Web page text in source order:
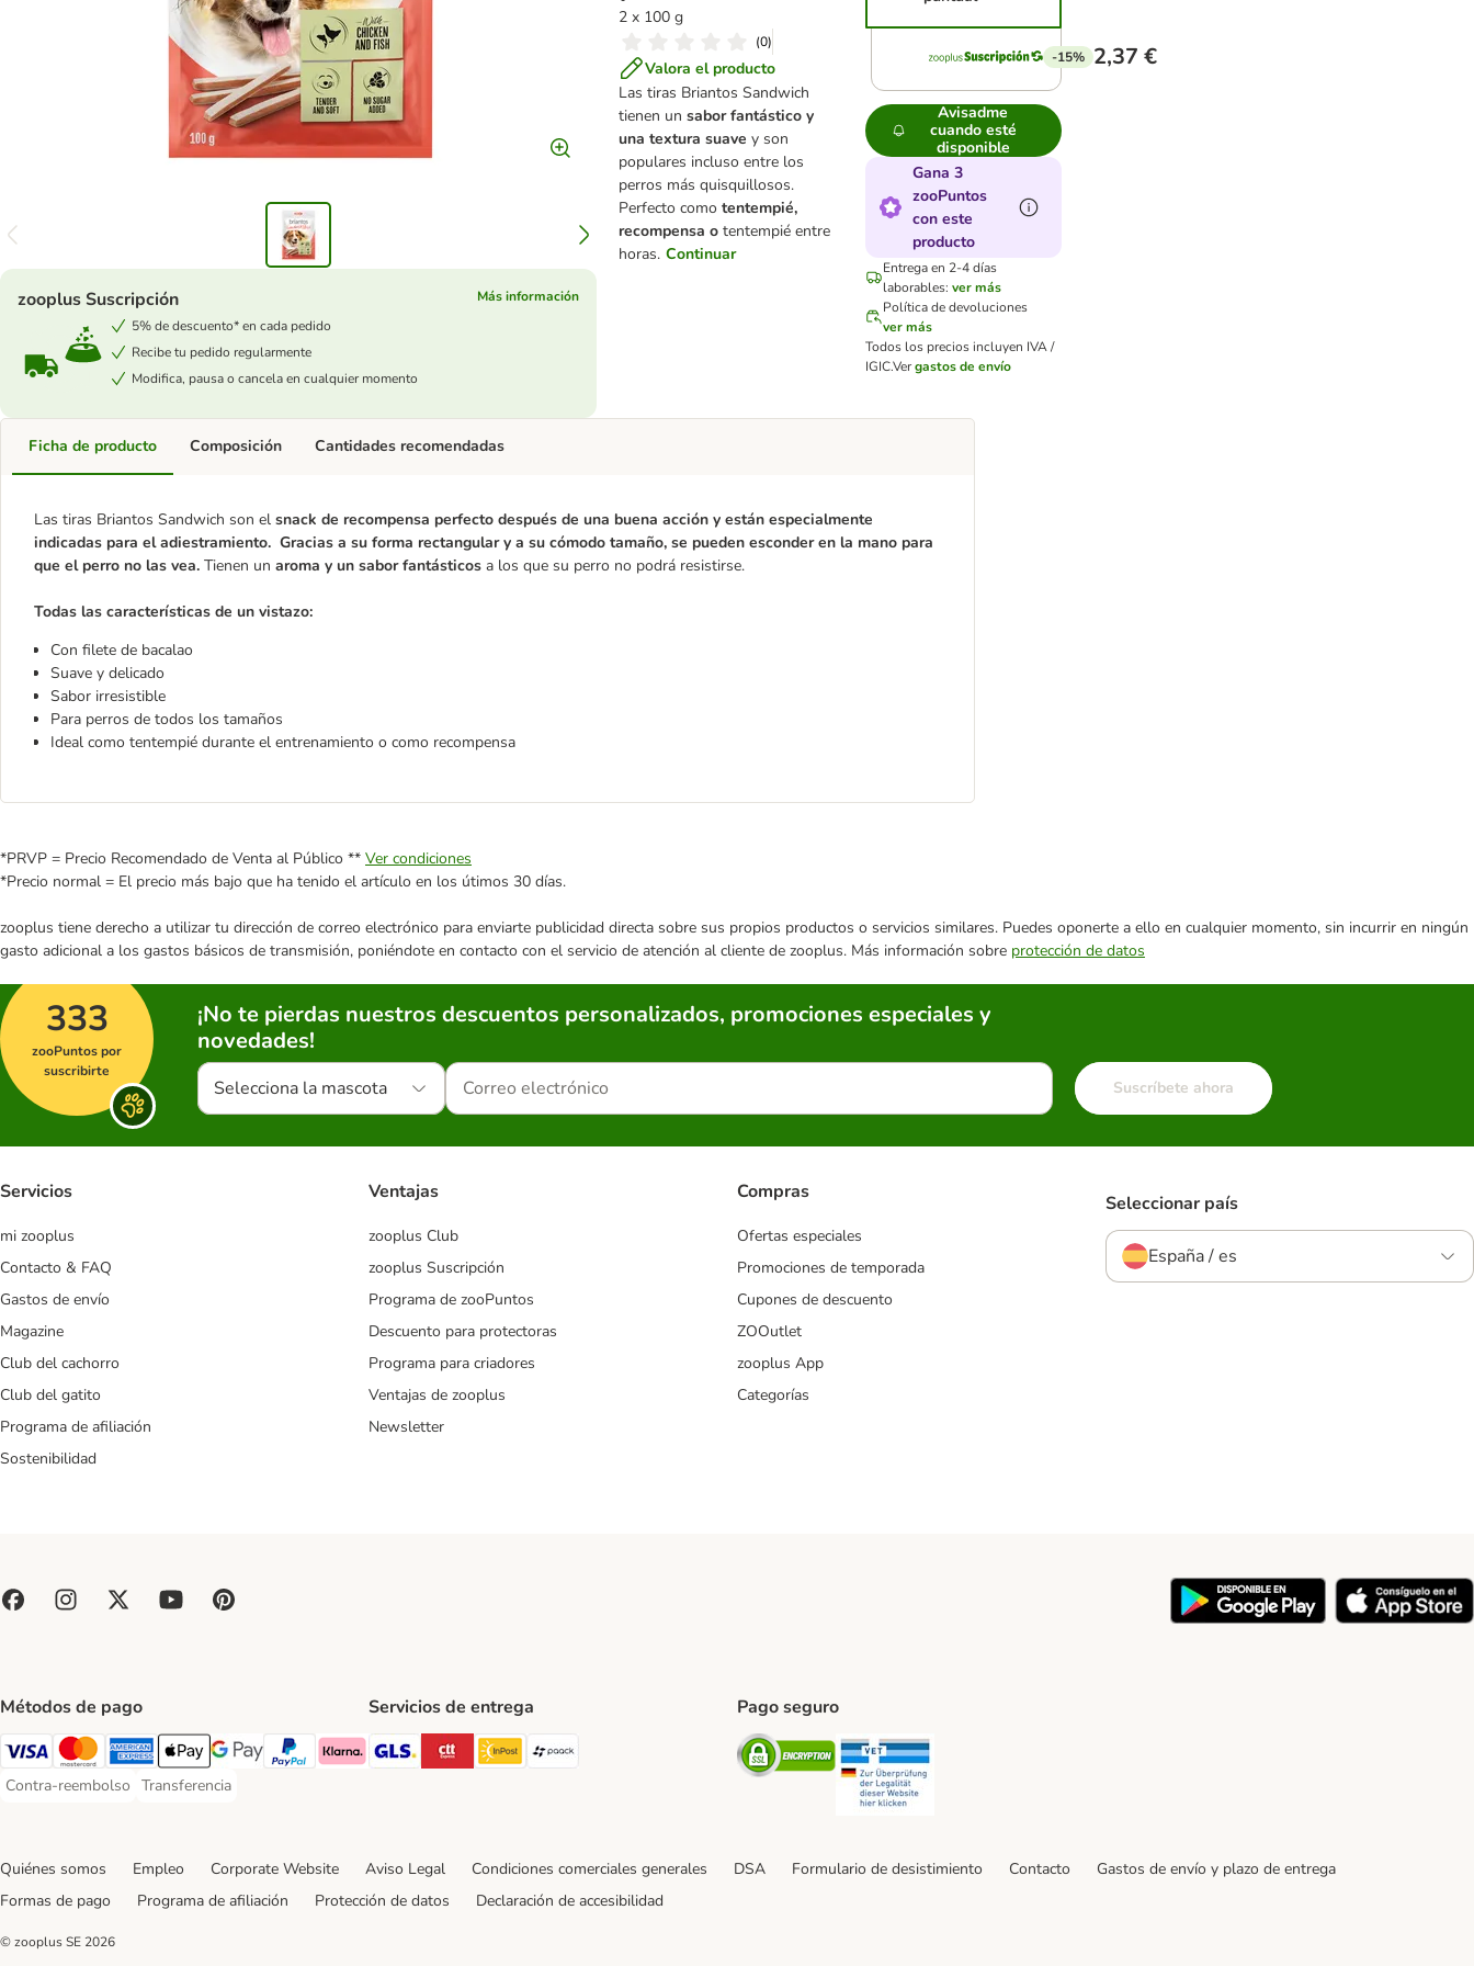
2 x 100 g
(0)
Valora el producto
Las tiras Briantos Sandwich
tienen un sabor fantástico y
una textura suave y son
populares incluso entre los
perros más quisquillosos.
Perfecto como tentempié,
recompensa o tentempié entre
horas. Continuar
zooplus Suscripción
Más información
5% de descuento* en cada pedido
Recibe tu pedido regularmente
Modifica, pausa o cancela en cualquier momento
-15% 2,37 €
Avisadme
cuando esté
disponible
Gana 3
zooPuntos
con este
producto
Entrega en 2-4 días
laborables: ver más
Política de devoluciones
ver más
Todos los precios incluyen IVA /
IGIC.Vergastos de envío
Ficha de producto
Las tiras Briantos Sandwich son el snack de recompensa perfecto después de una buena acción y están especialmente
indicadas para el adiestramiento. Gracias a su forma rectangular y a su cómodo tamaño, se pueden esconder en la mano para
que el perro no las vea. Tienen un aroma y un sabor fantásticos a los que su perro no podrá resistirse.
Todas las características de un vistazo:
Con filete de bacalao
Suave y delicado
Sabor irresistible
Para perros de todos los tamaños
Ideal como tentempié durante el entrenamiento o como recompensa
Composición Cantidades recomendadas
*PRVP = Precio Recomendado de Venta al Público ** Ver condiciones
*Precio normal = El precio más bajo que ha tenido el artículo en los útimos 30 días.
zooplus tiene derecho a utilizar tu dirección de correo electrónico para enviarte publicidad directa sobre sus propios productos o servicios similares. Puedes oponerte a ello en cualquier momento, sin incurrir en ningún
gasto adicional a los gastos básicos de transmisión, poniéndote en contacto con el servicio de atención al cliente de zooplus. Más información sobre protección de datos
333
zooPuntos por
suscribirte
¡No te pierdas nuestros descuentos personalizados, promociones especiales y
novedades!
Selecciona la mascota Suscríbete ahora
Servicios
mi zooplus
Contacto & FAQ
Gastos de envío
Magazine
Club del cachorro
Club del gatito
Programa de afiliación
Sostenibilidad
Ventajas
zooplus Club
zooplus Suscripción
Programa de zooPuntos
Descuento para protectoras
Programa para criadores
Ventajas de zooplus
Newsletter
Compras
Ofertas especiales
Promociones de temporada
Cupones de descuento
ZOOutlet
zooplus App
Categorías
Seleccionar país
España / es
Métodos de pago
Visa Payment Method
Mastercard Payment Method
American Express Payment Method
Apple Pay Payment Method
Google Pay Payment Method
PayPal Payment Method
Klarna Payment Method
Contra-reembolso
Contra-reembolso Payment Method
Transferencia
Transferencia Payment Method
Servicios de entrega
GLS Shipping Method
CTTExpress Shipping Method
InPost Shipping Method
paack Shipping Method
Pago seguro
Security
Quiénes somos Empleo Corporate Website Aviso Legal Condiciones comerciales generales DSA Formulario de desistimiento Contacto
Gastos de envío y plazo de entrega
Formas de pago
Programa de afiliación Protección de datos Declaración de accesibilidad
© zooplus SE 2026